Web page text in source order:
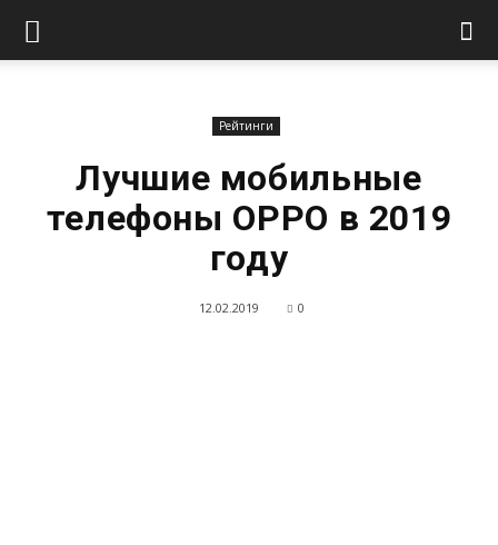
Рейтинги
Лучшие мобильные
телефоны OPPO в 2019
году
12.02.2019 0